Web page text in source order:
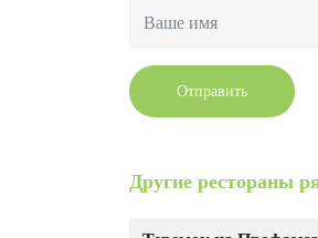
Отправить
Другие рестораны